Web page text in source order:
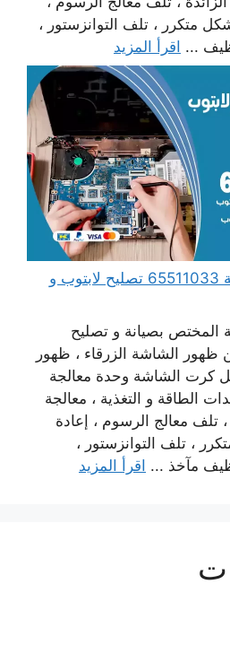
متكرر ، تلف التوانزستور ،
... اقرأ المزيد
مهندس كمبيوتر الصليبية 65511033 تصليح لابتوب و
المختص بصيانة و تصليح
ظهور الشاشة الزرقاء ، ظهور
كرت الشاشة وحدة معالجة
الطاقة و التغذية ، معالجة
تلف معالج الرسوم ، إعادة
، تلف التوانزستور ،
مآخذ ... اقرأ المزيد